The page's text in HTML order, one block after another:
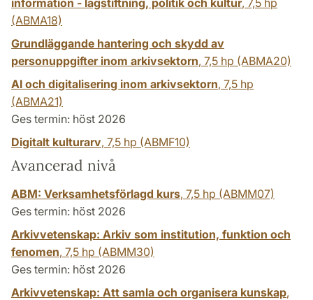
(ABMA18)
Grundläggande hantering och skydd av
personuppgifter inom arkivsektorn, 7,5 hp (ABMA20)
AI och digitalisering inom arkivsektorn, 7,5 hp
(ABMA21)
Ges termin: höst 2026
Digitalt kulturarv, 7,5 hp (ABMF10)
Avancerad nivå
ABM: Verksamhetsförlagd kurs, 7,5 hp (ABMM07)
Ges termin: höst 2026
Arkivvetenskap: Arkiv som institution, funktion och
fenomen, 7,5 hp (ABMM30)
Ges termin: höst 2026
Arkivvetenskap: Att samla och organisera kunskap,